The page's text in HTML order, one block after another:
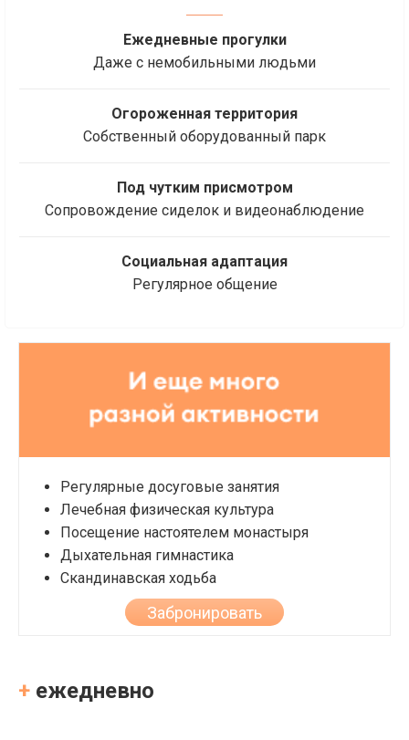
Ежедневные прогулки
Даже с немобильными людьми
Огороженная территория
Собственный оборудованный парк
Под чутким присмотром
Сопровождение сиделок и видеонаблюдение
Социальная адаптация
Регулярное общение
Регулярные досуговые занятия
Лечебная физическая культура
Посещение настоятелем монастыря
Дыхательная гимнастика
Скандинавская ходьба
Забронировать
+ ежедневно